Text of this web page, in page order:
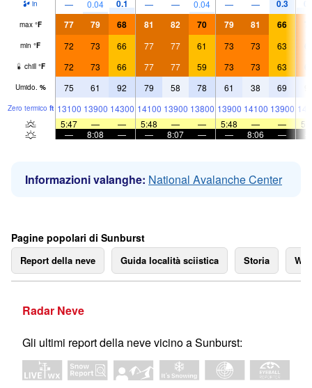
in — 0.04 0.1 — — 0.04 — — 0.3
max °F 77 79 68 81 82 70 79 81 66
min °F 72 73 66 77 77 61 73 73 63
chill °F 72 73 66 77 77 59 73 73 63
Umido. % 75 61 92 79 58 78 61 38 69
Zero termico ft 13100 13900 14300 14100 13900 13800 13900 14100 13900
5:47
— — 5:48 — — 5:48 — —
—
8:08 — — 8:07 — — 8:06 —
Informazioni valanghe: National Avalanche Center
Pagine popolari di Sunburst
Report della neve Guida località sciistica Storia
Radar Neve
Gli ultimi report della neve vicino a Sunburst: